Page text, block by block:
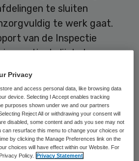
te sluiten
te werk gaat.
van de Inspectie
de lijst alweer
de NVZ.
de inspectie lekte
staat nog de
Privacy
and access personal data, like browsing data
device. Selecting I Accept enables tracking
purposes shown under we and our partners
Reject All or withdrawing your consent will
disabled, some content and ads you see may not
can resurface this menu to change your choices or
by clicking the Manage Preferences link on the
choices will have effect within our Website. For
Policy.
Privacy Statement